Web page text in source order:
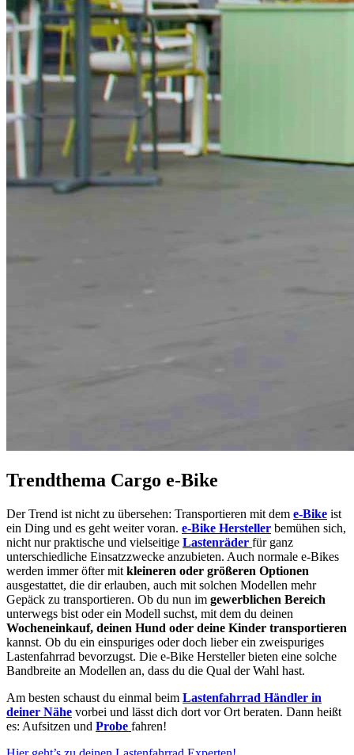
Trendthema Cargo e-Bike
Der Trend ist nicht zu übersehen: Transportieren mit dem e-Bike ist
ein Ding und es geht weiter voran. e-Bike Hersteller bemühen sich,
nicht nur praktische und vielseitige Lastenräder für ganz
unterschiedliche Einsatzzwecke anzubieten. Auch normale e-Bikes
werden immer öfter mit kleineren oder größeren Optionen
ausgestattet, die dir erlauben, auch mit solchen Modellen mehr
Gepäck zu transportieren. Ob du nun im gewerblichen Bereich
unterwegs bist oder ein Modell suchst, mit dem du deinen
Wocheneinkauf, deinen Hund oder deine Kinder transportieren
kannst. Ob du ein einspuriges oder doch lieber ein zweispuriges
Lastenfahrrad bevorzugst. Die e-Bike Hersteller bieten eine solche
Bandbreite an Modellen an, dass du die Qual der Wahl hast.
Am besten schaust du einmal beim Lastenfahrrad Händler in
deiner Nähe vorbei und lässt dich dort vor Ort beraten. Dann heißt
es: Aufsitzen und Probe fahren!